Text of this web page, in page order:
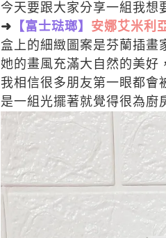
今天要跟大家分享一組我想
➜ 【富士琺瑯】 安娜艾米利
盒上的細緻圖案是芬蘭插
她的畫風充滿大自然的美好
我相信很多朋友第一眼都會
是一組光擺著就覺得很為廚